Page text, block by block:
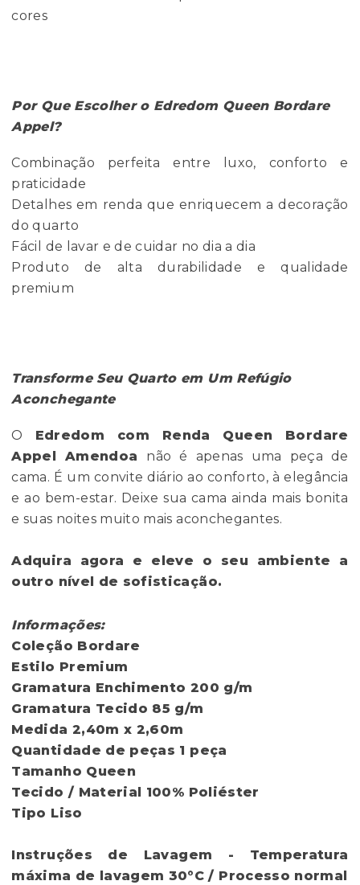
cores
Por Que Escolher o Edredom Queen Bordare
Appel?
Combinação perfeita entre luxo, conforto e
praticidade
Detalhes em renda que enriquecem a decoração
do quarto
Fácil de lavar e de cuidar no dia a dia
Produto de alta durabilidade e qualidade
premium
Transforme Seu Quarto em Um Refúgio
Aconchegante
O Edredom com Renda Queen Bordare
Appel Amendoa não é apenas uma peça de
cama. É um convite diário ao conforto, à elegância
e ao bem-estar. Deixe sua cama ainda mais bonita
e suas noites muito mais aconchegantes.
Adquira agora e eleve o seu ambiente a
outro nível de sofisticação.
Informações:
Coleção Bordare
Estilo Premium
Gramatura Enchimento 200 g/m
Gramatura Tecido 85 g/m
Medida 2,40m x 2,60m
Quantidade de peças 1 peça
Tamanho Queen
Tecido / Material
100% Poliéster
Tipo Liso
Instruções de Lavagem
- Temperatura
máxima de lavagem 30°C / Processo normal